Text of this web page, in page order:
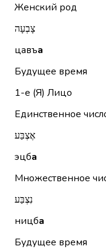
Женский род
צָבְעָה
цавъа
Будущее время
1-е (Я) Лицо
Единственное
אֶצְבַּע
эцба
Множественное
נִצְבַּע
ницба
Будущее время